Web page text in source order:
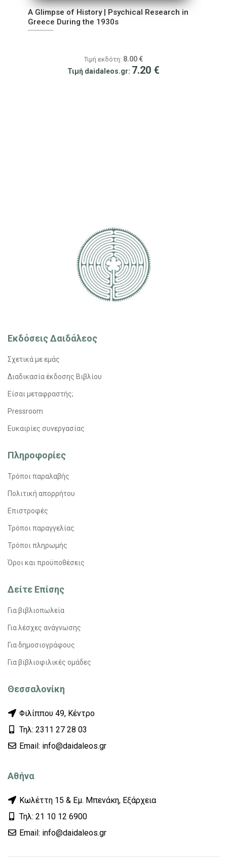
A Glimpse of History | Psychical Research in
Greece During the 1930s
Τιμή εκδότη: 8.00 €
Τιμή daidaleos.gr: 7.20 €
Εκδόσεις Δαιδάλεος
Σχετικά με εμάς
Διαδικασία έκδοσης Βιβλίου
Είσαι μεταφραστής;
Pressroom
Ευκαιρίες συνεργασίας
Πληροφορίες
Τρόποι παραλαβής
Πολιτική απορρήτου
Επιστροφές
Τρόποι παραγγελίας
Τρόποι πληρωμής
Όροι και προϋποθέσεις
Δείτε Επίσης
Για βιβλιοπωλεία
Για λέσχες ανάγνωσης
Για δημοσιογράφους
Για βιβλιοφιλικές ομάδες
Θεσσαλονίκη
Φιλίππου 49, Κέντρο
Τηλ: 2311 27 28 03
Εmail: info@daidaleos.gr
Αθήνα
Κωλέττη 15 & Εμ. Μπενάκη, Εξάρχεια
Τηλ: 21 10 12 6900
Εmail: info@daidaleos.gr